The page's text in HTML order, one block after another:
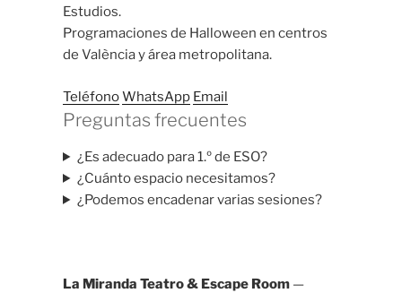
Estudios.
Programaciones de Halloween en centros
de València y área metropolitana.
TeléfonoWhatsApp Email
Preguntas frecuentes
¿Es adecuado para 1.º de ESO?
¿Cuánto espacio necesitamos?
¿Podemos encadenar varias sesiones?
La Miranda Teatro & Escape Room —